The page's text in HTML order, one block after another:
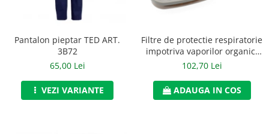
Pantaloni cu pieptar
Pantaloni scurti
Pelerine de ploaie
Protectie termica
Pantalon pieptar TED ART.
3B72
65,00 Lei
VEZI VARIANTE
Filtre de protectie respiratorie
impotriva vaporilor organici
de tip A2, 3M, art.6D23 (6055)
102,70 Lei
ADAUGA IN COS